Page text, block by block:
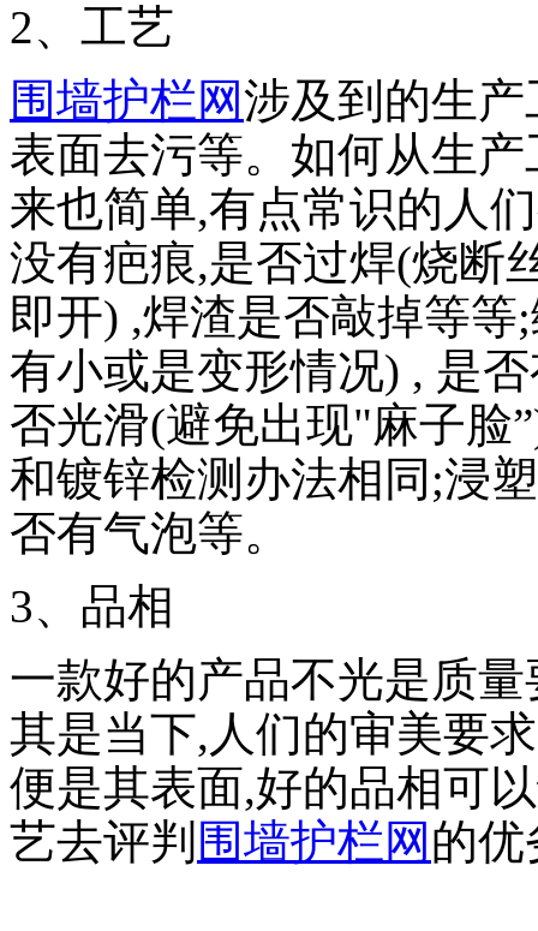
2、工艺
围墙护栏网涉及到的生
表面去污等。如何从生
来也简单,有点常识的人
没有疤痕,是否过焊(烧断
即开) ,焊渣是否敲掉等
有小或是变形情况) , 是
否光滑(避免出现"麻子脸
和镀锌检测办法相同;浸
否有气泡等。
3、品相
一款好的产品不光是质
其是当下,人们的审美要
便是其表面,好的品相可
艺去评判 围墙护栏网 的